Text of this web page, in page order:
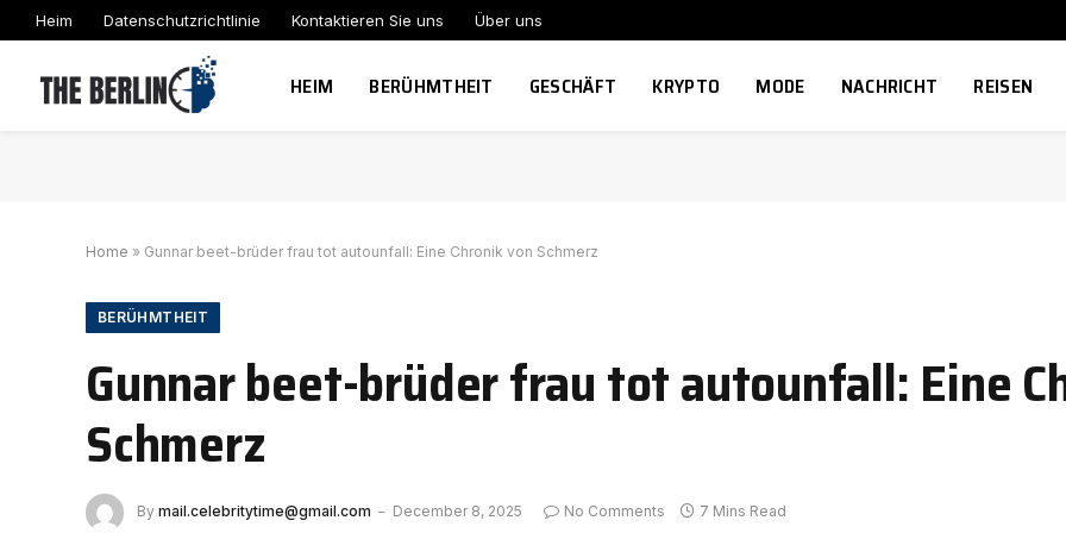
Heim Datenschutzrichtlinie Kontaktieren Sie uns Über uns
HEIM BERÜHMTHEIT GESCHÄFT KRYPTO MODE NACHRICHT REISEN
Home » Gunnar beet-brüder frau tot autounfall: Eine Chronik von Schmerz
BERÜHMTHEIT
Gunnar beet-brüder frau tot autounfall: Eine
Schmerz
By mail.celebritytime@gmail.com December 8, 2025 No Comments 7 Mins Read